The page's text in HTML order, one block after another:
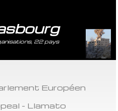
22 pays
Européen
- Llamato